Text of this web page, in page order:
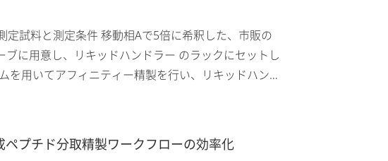
試料と測定条件 移動相Aで5倍に希釈した、市販の
ブに用意し、リキッドハンドラー のラックにセットし
を用いてアフィニティー精製を行い、リキッドハン
プチド分取精製ワークフローの効率化